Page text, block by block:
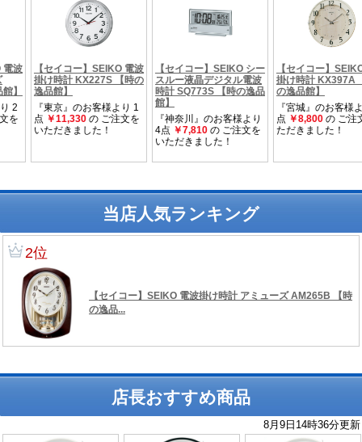
当店人気ランキング
店長おすすめ商品